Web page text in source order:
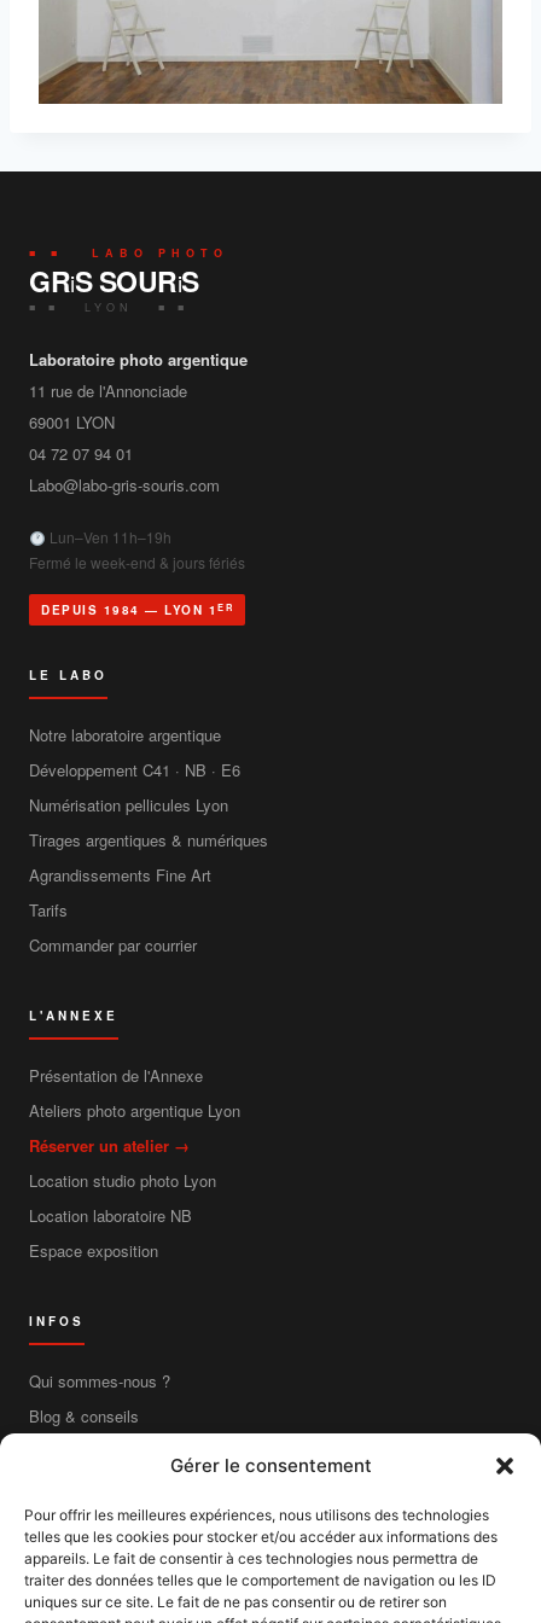
Gérer le consentement
Pour offrir les meilleures expériences, nous utilisons des technologies
telles que les cookies pour stocker et/ou accéder aux informations des
appareils. Le fait de consentir à ces technologies nous permettra de
traiter des données telles que le comportement de navigation ou les ID
uniques sur ce site. Le fait de ne pas consentir ou de retirer son
■ ■ LABO PHOTO
GRiS SOURiS
■ ■ LYON ■ ■
Laboratoire photo argentique
11 rue de l'Annonciade
69001 LYON
04 72 07 94 01
Labo@labo-gris-souris.com
Lun–Ven 11h–19h
Fermé le week-end & jours fériés
DEPUIS 1984 — LYON 1 ER
LE LABO
Notre laboratoire argentique
Développement C41 · NB · E6
Numérisation pellicules Lyon
Tirages argentiques & numériques
Agrandissements Fine Art
Tarifs
Commander par courrier
L'ANNEXE
Présentation de l'Annexe
Ateliers photo argentique Lyon
Réserver un atelier →
Location studio photo Lyon
Location laboratoire NB
Espace exposition
INFOS
Qui sommes-nous ?
Blog & conseils
Livraison France entière
Mentions légales
CGV